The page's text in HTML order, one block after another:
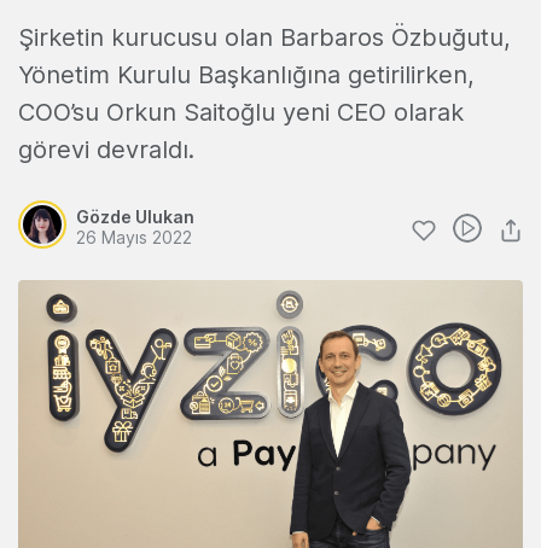
Şirketin kurucusu olan Barbaros Özbuğutu,
Yönetim Kurulu Başkanlığına getirilirken,
COO’su Orkun Saitoğlu yeni CEO olarak
görevi devraldı.
Gözde Ulukan
26 Mayıs 2022